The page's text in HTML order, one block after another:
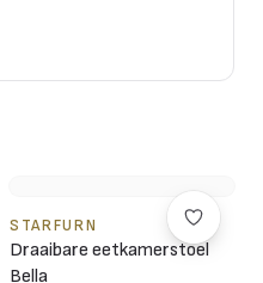
STARFURN
Draaibare eetkamerstoel
Bella